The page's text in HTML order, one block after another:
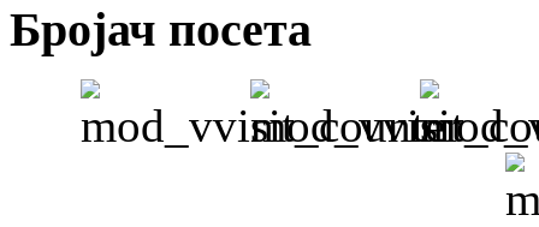
Бројач посета